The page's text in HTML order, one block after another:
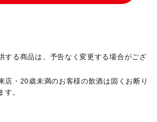
する商品は、予告なく変更する場合がござ
店・20歳未満のお客様の飲酒は固くお断り
す。